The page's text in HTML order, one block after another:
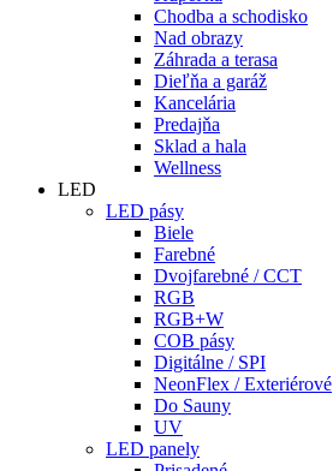
Chodba a schodisko
Nad obrazy
Záhrada a terasa
Dieľňa a garáž
Kancelária
Predajňa
Sklad a hala
Wellness
LED
LED pásy
Biele
Farebné
Dvojfarebné / CCT
RGB
RGB+W
COB pásy
Digitálne / SPI
NeonFlex / Exteriérové
Do Sauny
UV
LED panely